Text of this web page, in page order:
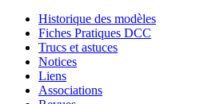
Historique des modèles
Fiches Pratiques DCC
Trucs et astuces
Notices
Liens
Associations